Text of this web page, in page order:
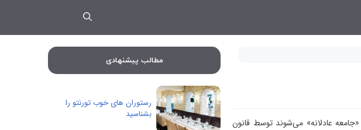
عادلانه» می‌شوند توسط قانون
مطالب پیشنهادی
رستوران های خوب تورنتو را
بشناسید